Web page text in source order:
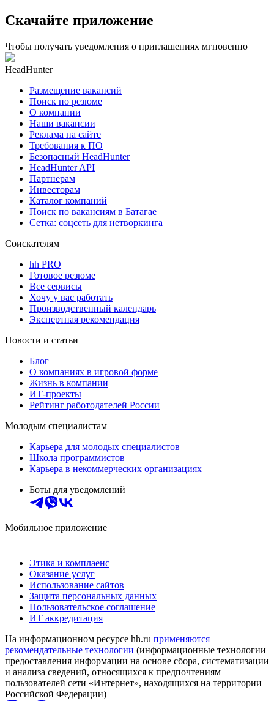
Скачайте приложение
Чтобы получать уведомления о приглашениях мгновенно
HeadHunter
Размещение вакансий
Поиск по резюме
О компании
Наши вакансии
Реклама на сайте
Требования к ПО
Безопасный HeadHunter
HeadHunter API
Партнерам
Инвесторам
Каталог компаний
Поиск по вакансиям в Батагае
Сетка: соцсеть для нетворкинга
Соискателям
hh PRO
Готовое резюме
Все сервисы
Хочу у вас работать
Производственный календарь
Экспертная рекомендация
Новости и статьи
Блог
О компаниях в игровой форме
Жизнь в компании
ИТ-проекты
Рейтинг работодателей России
Молодым специалистам
Карьера для молодых специалистов
Школа программистов
Карьера в некоммерческих организациях
Боты для уведомлений
Мобильное приложение
Этика и комплаенс
Оказание услуг
Использование сайтов
Защита персональных данных
Пользовательское соглашение
ИТ аккредитация
На информационном ресурсе hh.ru применяются
рекомендательные технологии (информационные технологии
предоставления информации на основе сбора, систематизации
и анализа сведений, относящихся к предпочтениям
пользователей сети «Интернет», находящихся на территории
Российской Федерации)